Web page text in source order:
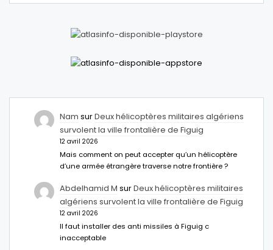
Nam surDeux hélicoptères militaires algériens
survolent la ville frontalière de Figuig
12 avril 2026
Mais comment on peut accepter qu’un hélicoptère
d’une armée étrangère traverse notre frontière ?
Abdelhamid M surDeux hélicoptères militaires
algériens survolent la ville frontalière de Figuig
12 avril 2026
Il faut installer des anti missiles à Figuig c
inacceptable